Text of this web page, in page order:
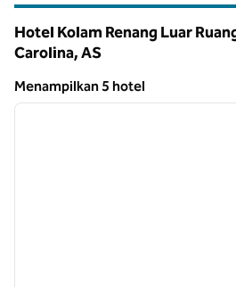
Hotel Kolam Renang Luar
Carolina, AS
Menampilkan 5 hotel
Menampilkan 5 hotel
1 dari 12